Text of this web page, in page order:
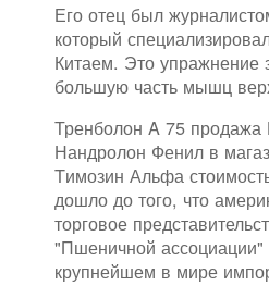
Его отец был
который
Китаем. Это упражнение
большую часть мышц
Тренболон A 75 продажа
Нандролон Фенил в
Tимозин Альфа
дошло до того, что
торговое
"Пшеничной ассоциации"
крупнейшем в мире